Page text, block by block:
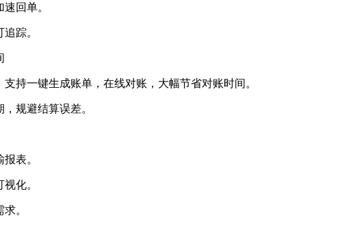
回单。
踪。
持一键生成账单，在线对账，大幅节省对账时间。
规避结算误差。
表。
化。
。